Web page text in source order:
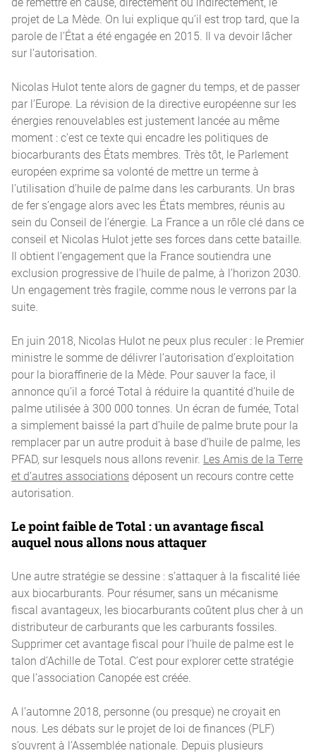
projet de La Mède. On lui explique qu’il est trop tard, que la
parole de l’État a été engagée en 2015. Il va devoir lâcher
sur l’autorisation.
Nicolas Hulot tente alors de gagner du temps, et de passer
par l’Europe. La révision de la directive européenne sur les
énergies renouvelables est justement lancée au même
moment : c’est ce texte qui encadre les politiques de
biocarburants des États membres. Très tôt, le Parlement
européen exprime sa volonté de mettre un terme à
l’utilisation d’huile de palme dans les carburants. Un bras
de fer s’engage alors avec les États membres, réunis au
sein du Conseil de l’énergie. La France a un rôle clé dans ce
conseil et Nicolas Hulot jette ses forces dans cette bataille.
Il obtient l’engagement que la France soutiendra une
exclusion progressive de l’huile de palme, à l’horizon 2030.
Un engagement très fragile, comme nous le verrons par la
suite.
En juin 2018, Nicolas Hulot ne peux plus reculer : le Premier
ministre le somme de délivrer l’autorisation d’exploitation
pour la bioraffinerie de la Mède. Pour sauver la face, il
annonce qu’il a forcé Total à réduire la quantité d’huile de
palme utilisée à 300 000 tonnes. Un écran de fumée, Total
a simplement baissé la part d’huile de palme brute pour la
remplacer par un autre produit à base d’huile de palme, les
PFAD, sur lesquels nous allons revenir. Les Amis de la Terre
et d’autres associations déposent un recours contre cette
autorisation.
Le point faible de Total : un avantage fiscal
auquel nous allons nous attaquer
Une autre stratégie se dessine : s’attaquer à la fiscalité liée
aux biocarburants. Pour résumer, sans un mécanisme
fiscal avantageux, les biocarburants coûtent plus cher à un
distributeur de carburants que les carburants fossiles.
Supprimer cet avantage fiscal pour l’huile de palme est le
talon d’Achille de Total. C’est pour explorer cette stratégie
que l’association Canopée est créée.
A l’automne 2018, personne (ou presque) ne croyait en
nous. Les débats sur le projet de loi de finances (PLF)
s’ouvrent à l’Assemblée nationale. Depuis plusieurs